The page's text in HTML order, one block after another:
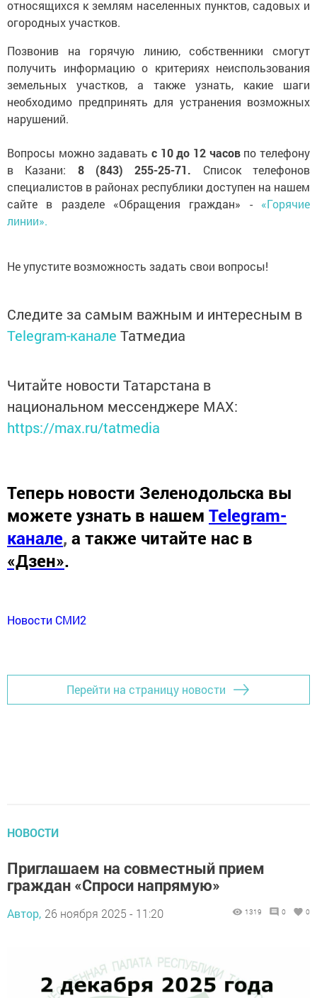
относящихся к землям населенных пунктов, садовых и
огородных участков.
Позвонив на горячую линию, собственники смогут
получить информацию о критериях неиспользования
земельных участков, а также узнать, какие шаги
необходимо предпринять для устранения возможных
нарушений.
Вопросы можно задавать с 10 до 12 часовпо телефону
в Казани: 8 (843) 255-25-71. Список телефонов
специалистов в районах республики доступен на нашем
сайте в разделе «Обращения граждан» - «Горячие
линии».
Не упустите возможность задать свои вопросы!
Следите за самым важным и интересным в
Telegram-канале Татмедиа
Читайте новости Татарстана в
национальном мессенджере MАХ:
https://max.ru/tatmedia
Теперь новости Зеленодольска вы
можете узнать в нашем Telegram-
канале, а также читайте нас в
«Дзен».
Новости СМИ2
Перейти на страницу новости
НОВОСТИ
Приглашаем на совместный прием
граждан «Спроси напрямую»
Автор, 26 ноября 2025 - 11:20 1319 0 0